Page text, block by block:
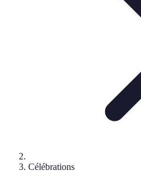
Célébrations